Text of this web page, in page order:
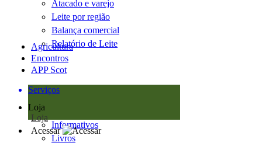
Atacado e varejo
Leite por região
Balança comercial
Relatório de Leite
Agricultura
Encontros
APP Scot
Serviços
Loja
Loja
Informativos
Livros
Acessar